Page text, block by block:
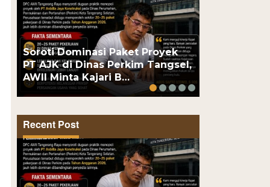
Soroti Dominasi Paket Proyek
PT AJK di Dinas Perkim Tangsel,
AWII Minta Kajari B…
Recent Post